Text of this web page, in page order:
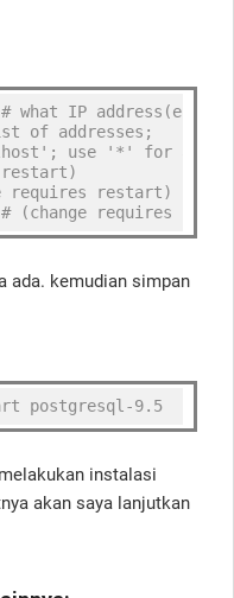
what IP address(es)
of addresses;
use '*' for all
requires restart)
# (change requires
ada. kemudian simpan
postgresql-9.5
instalasi
akan saya lanjutkan